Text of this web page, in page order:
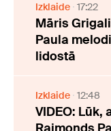
Izklaide 17:22
Māris
Paula
lidostā
Izklaide 12:48
VIDEO: Lūk,